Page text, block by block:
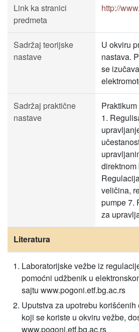
Link ka stranici
predmeta
http://
Sadržaj teorijske
nastave
U okviru
nastava.
se
Sadržaj praktične
nastave
1.
direktnom
veličina,
pumpe 7.
za
Literatura
Laboratorijske vežbe iz
pomoćni udžbenik u
sajtu www.pogoni.etf.bg.ac.rs
Uputstva za upotrebu
koji se koriste u okviru vežbe,
www.pogoni.etf.bg.ac.rs